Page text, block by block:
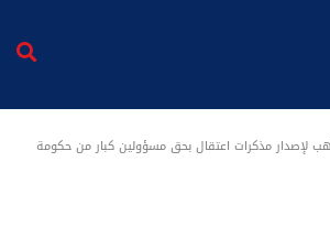
لإصدار مذكرات اعتقال بحق مسؤولين كبار من حكومة